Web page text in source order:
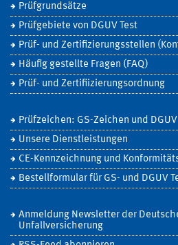
Prüfgrundsätze
Prüfgebiete von DGUV Test
Prüf- und Zertifizierungsstellen
Häufig gestellte Fragen (FAQ)
Prüf- und Zertifiizierungsordnung
Prüfzeichen: GS-Zeichen und
Unsere Dienstleistungen
CE-Kennzeichnung und
Bestellformular für GS- und DGUV
Anmeldung Newsletter der
Unfallversicherung